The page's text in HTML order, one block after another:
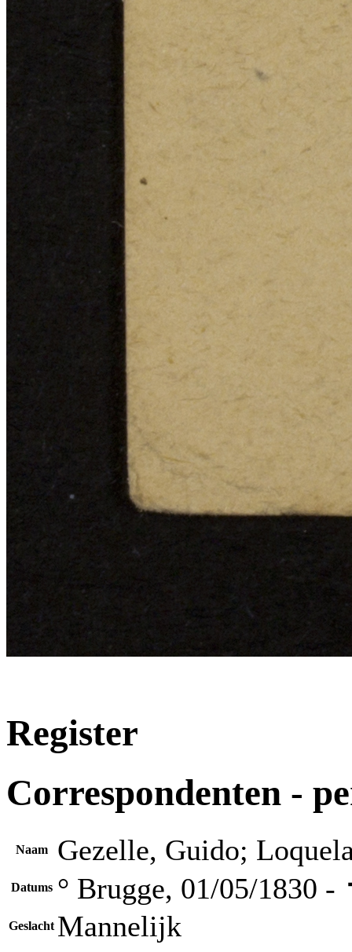
Register
Correspondenten -
Naam Gezelle, Guido;
Datums ° Brugge, 01/05/1830
Geslacht Mannelijk